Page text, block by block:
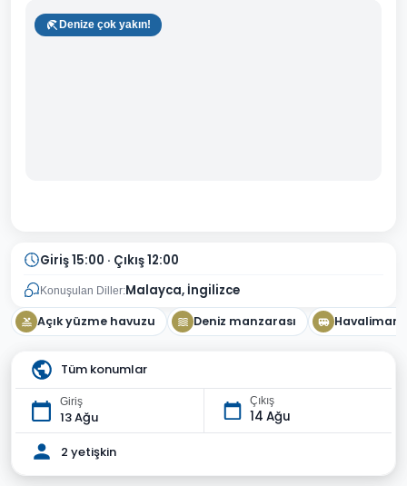
Denize çok yakın!
Giriş 15:00 · Çıkış 12:00
Konuşulan Diller:Malayca, İngilizce
Açık yüzme havuzu Deniz manzarası
Tüm konumlar
Giriş
13 Ağu
Çıkış
14 Ağu
2 yetişkin